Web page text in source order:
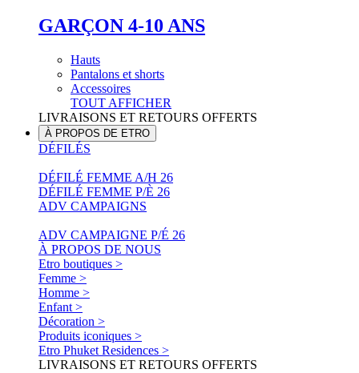
GARÇON 4-10 ANS
Hauts
Pantalons et shorts
Accessoires
TOUT AFFICHER
LIVRAISONS ET RETOURS OFFERTS
À PROPOS DE ETRO
DÉFILÉS
DÉFILÉ FEMME A/H 26
DÉFILÉ FEMME P/È 26
ADV CAMPAIGNS
ADV CAMPAIGNE P/É 26
À PROPOS DE NOUS
Etro boutiques >
Femme >
Homme >
Enfant >
Décoration >
Produits iconiques >
Etro Phuket Residences >
LIVRAISONS ET RETOURS OFFERTS